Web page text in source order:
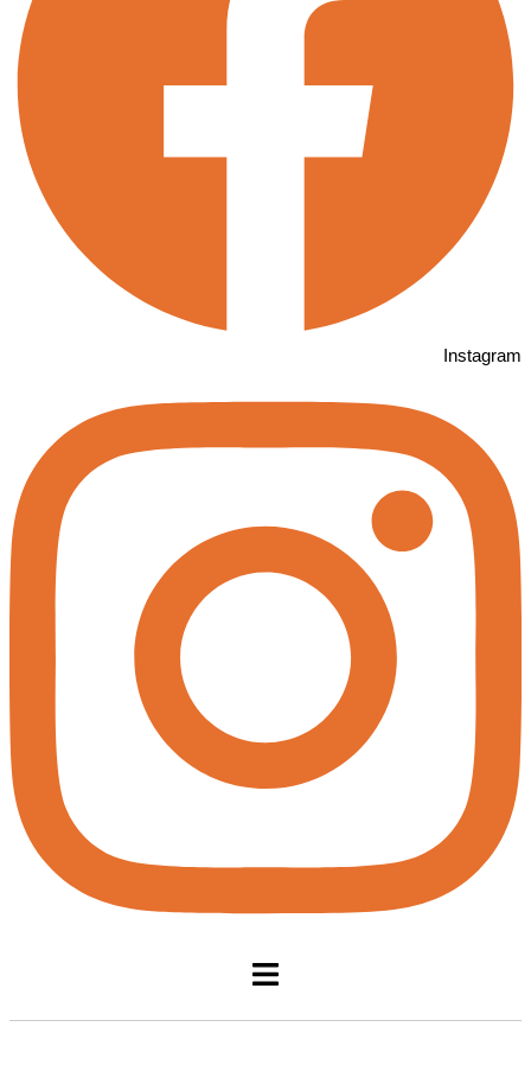
Instagram